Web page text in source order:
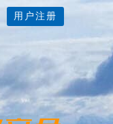
用户注册